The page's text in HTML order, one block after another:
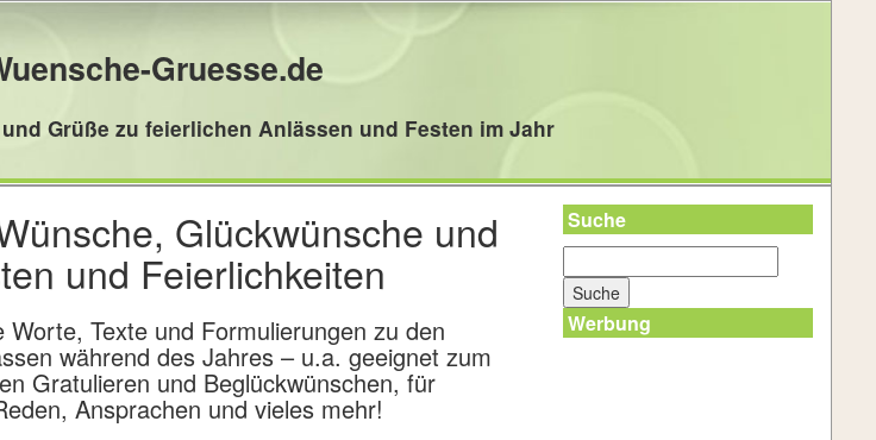
Gruesse.de
Grüße zu feierlichen Anlässen und Festen im Jahr
Glückwünsche und
und Feierlichkeiten
Texte und Formulierungen zu den
während des Jahres – u.a. geeignet zum
Gratulieren und Beglückwünschen, für
Ansprachen und vieles mehr!
Suche
Werbung